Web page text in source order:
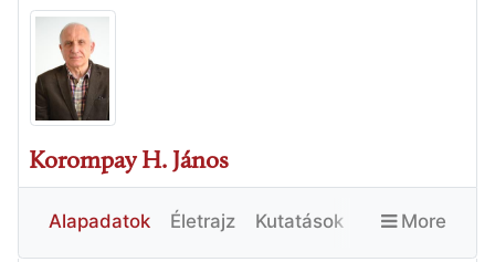
Korompay H. János
Alapadatok Életrajz Kutatások More